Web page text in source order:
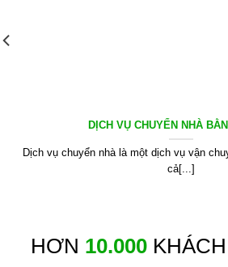
DỊCH VỤ CHUYỂN NHÀ
Dịch vụ chuyển nhà là một dịch vụ vận
cả[...]
HƠN 10.000